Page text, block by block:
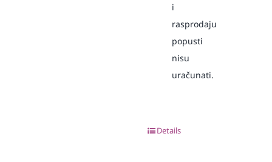
i
rasprodaju
popusti
nisu
uračunati.
Details